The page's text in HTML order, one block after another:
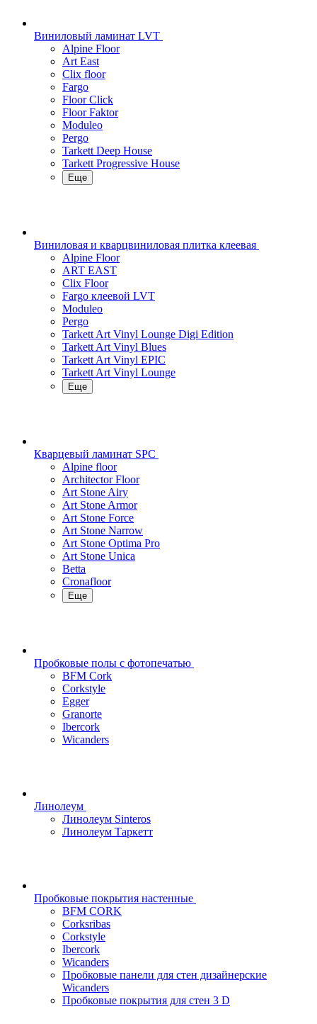
Виниловый ламинат LVT
Alpine Floor
Art East
Clix floor
Fargo
Floor Click
Floor Faktor
Moduleo
Pergo
Tarkett Deep House
Tarkett Progressive House
Еще
Виниловая и кварцвиниловая плитка клеевая
Alpine Floor
ART EAST
Clix Floor
Fargo клеевой LVT
Moduleo
Pergo
Tarkett Art Vinyl Lounge Digi Edition
Tarkett Art Vinyl Blues
Tarkett Art Vinyl EPIC
Tarkett Art Vinyl Lounge
Еще
Кварцевый ламинат SPC
Alpine floor
Architector Floor
Art Stone Airy
Art Stone Armor
Art Stone Force
Art Stone Narrow
Art Stone Optima Pro
Art Stone Unica
Betta
Cronafloor
Еще
Пробковые полы с фотопечатью
BFM Cork
Corkstyle
Egger
Granorte
Ibercork
Wicanders
Линолеум
Линолеум Sinteros
Линолеум Таркетт
Пробковые покрытия настенные
BFM CORK
Corksribas
Corkstyle
Ibercork
Wicanders
Пробковые панели для стен дизайнерские
Wicanders
Пробковые покрытия для стен 3 D